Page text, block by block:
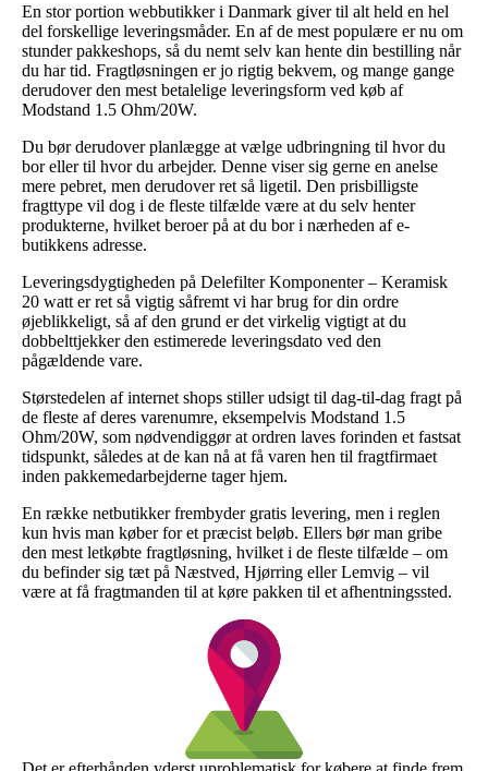
En stor portion webbutikker i Danmark giver til alt held en hel
del forskellige leveringsmåder. En af de mest populære er nu om
stunder pakkeshops, så du nemt selv kan hente din bestilling når
du har tid. Fragtløsningen er jo rigtig bekvem, og mange gange
derudover den mest betalelige leveringsform ved køb af
Modstand 1.5 Ohm/20W.
Du bør derudover planlægge at vælge udbringning til hvor du
bor eller til hvor du arbejder. Denne viser sig gerne en anelse
mere pebret, men derudover ret så ligetil. Den prisbilligste
fragttype vil dog i de fleste tilfælde være at du selv henter
produkterne, hvilket beroer på at du bor i nærheden af e-
butikkens adresse.
Leveringsdygtigheden på Delefilter Komponenter – Keramisk
20 watt er ret så vigtig såfremt vi har brug for din ordre
øjeblikkeligt, så af den grund er det virkelig vigtigt at du
dobbelttjekker den estimerede leveringsdato ved den
pågældende vare.
Størstedelen af internet shops stiller udsigt til dag-til-dag fragt på
de fleste af deres varenumre, eksempelvis Modstand 1.5
Ohm/20W, som nødvendiggør at ordren laves forinden et fastsat
tidspunkt, således at de kan nå at få varen hen til fragtfirmaet
inden pakkemedarbejderne tager hjem.
En række netbutikker frembyder gratis levering, men i reglen
kun hvis man køber for et præcist beløb. Ellers bør man gribe
den mest letkøbte fragtløsning, hvilket i de fleste tilfælde – om
du befinder sig tæt på Næstved, Hjørring eller Lemvig – vil
være at få fragtmanden til at køre pakken til et afhentningssted.